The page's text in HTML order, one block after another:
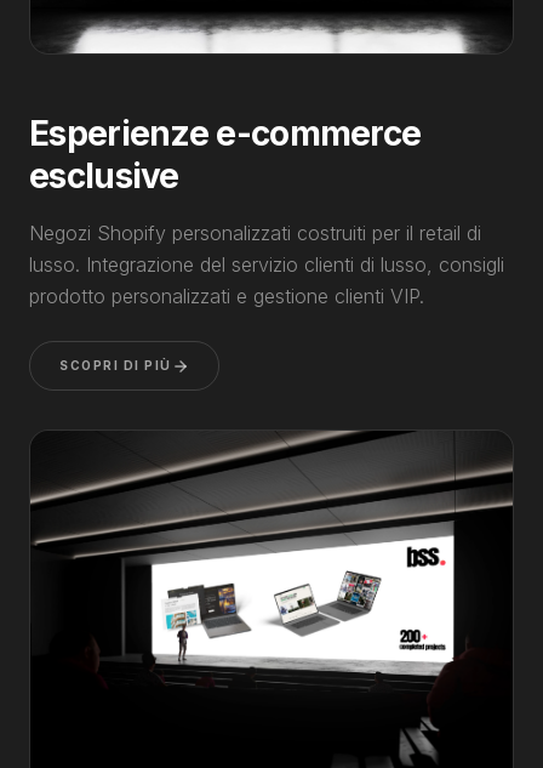
Esperienze e-commerce
esclusive
Negozi Shopify personalizzati costruiti per il retail di
lusso. Integrazione del servizio clienti di lusso, consigli
prodotto personalizzati e gestione clienti VIP.
SCOPRI DI PIÙ